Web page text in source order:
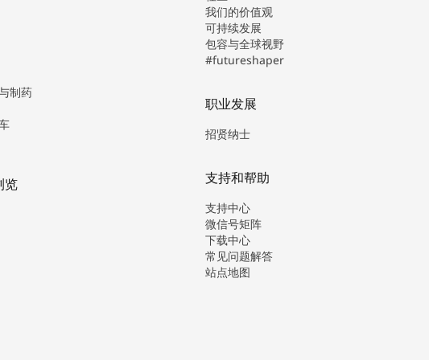
制药
览
我们的价值观
可持续发展
包容与全球视野
#futureshaper
职业发展
招贤纳士
支持和帮助
支持中心
微信号矩阵
下载中心
常见问题解答
站点地图